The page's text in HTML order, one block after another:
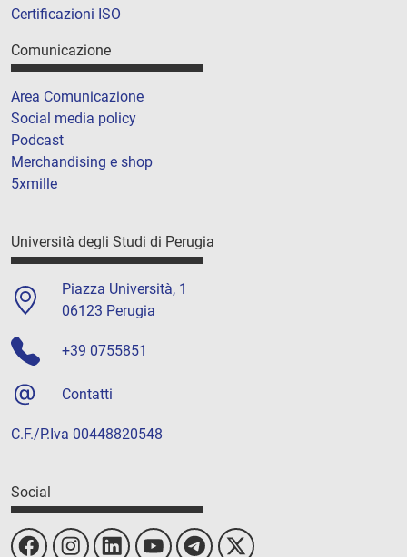
Certificazioni ISO
Comunicazione
Area Comunicazione
Social media policy
Podcast
Merchandising e shop
5xmille
Università degli Studi di Perugia
Piazza Università, 1
06123 Perugia
+39 0755851
Contatti
C.F./P.Iva 00448820548
Social